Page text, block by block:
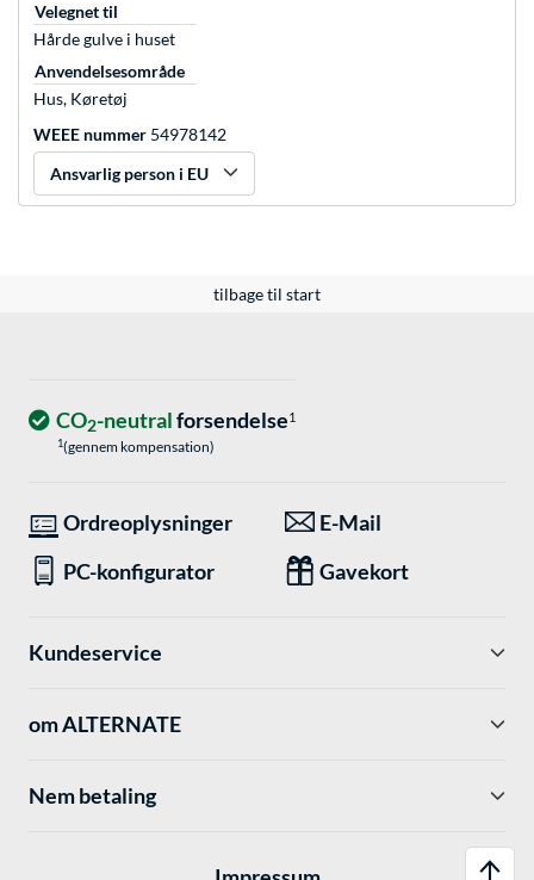
Velegnet til
Hårde gulve i huset
Anvendelsesområde
Hus, Køretøj
WEEE nummer 54978142
Ansvarlig person i EU
tilbage til start
CO2-neutralforsendelse1
1(gennem kompensation)
Ordreoplysninger
E-Mail
PC-konfigurator
Gavekort
Kundeservice
om ALTERNATE
Nem betaling